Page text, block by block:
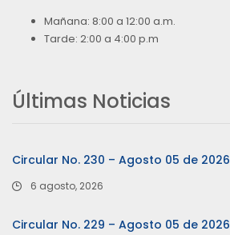
Mañana: 8:00 a 12:00 a.m.
Tarde: 2:00 a 4:00 p.m
Últimas Noticias
Circular No. 230 – Agosto 05 de 2026
6 agosto, 2026
Circular No. 229 – Agosto 05 de 2026